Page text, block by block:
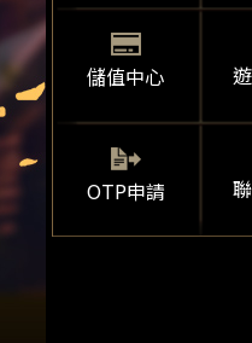
儲值中心
OTP申請